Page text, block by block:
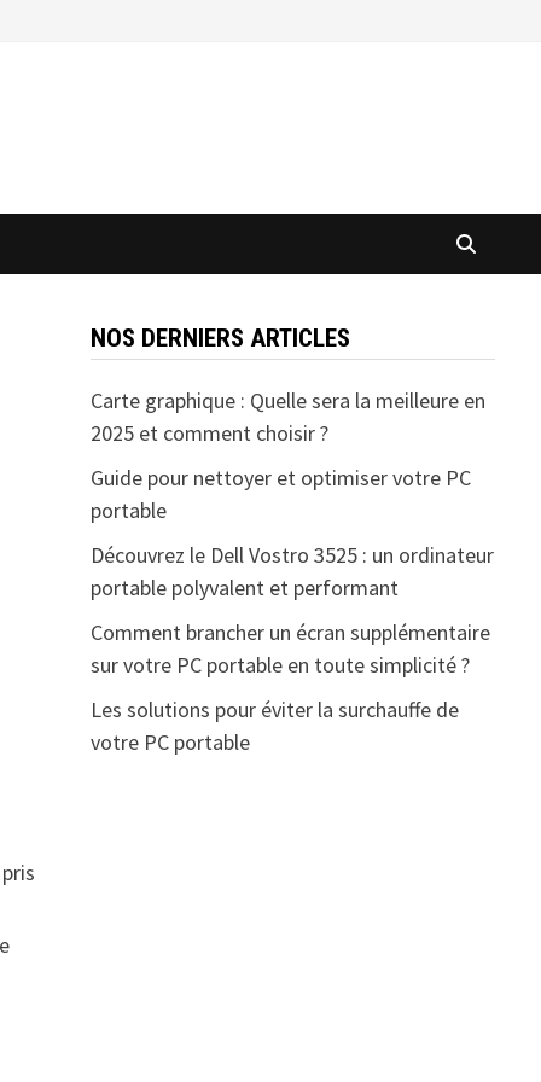
NOS DERNIERS ARTICLES
Carte graphique : Quelle sera la meilleure en
2025 et comment choisir ?
Guide pour nettoyer et optimiser votre PC
portable
Découvrez le Dell Vostro 3525 : un ordinateur
portable polyvalent et performant
Comment brancher un écran supplémentaire
sur votre PC portable en toute simplicité ?
Les solutions pour éviter la surchauffe de
votre PC portable